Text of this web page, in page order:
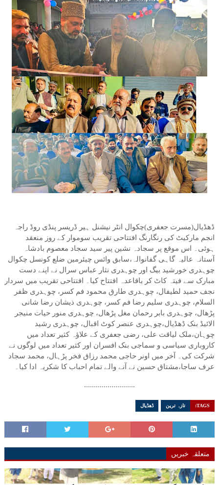
ڈھڈیال(مسرت جعفری)چکوال انٹر نیشنل ہیر ڈریسر پنڈی روڈ راجہ
انجم مارکیٹ کی رنگارنگ افتتاحی تقریب سوموار کے روز منعقد
ہوئی۔ اس موقع پر سجادہ نشین پیر سید سجاد معصوم بادشاہ
آستانہ عالیہ گاہی گفانوالہ،سابق وائس چیئرمین ضلع کونسل چکوال
چوہدری خورشید بیگ اور چوہدری نثار عباس سرال نے اپنے دست
مبارک سے فیتہ کاٹ کر باقاعدہ افتتاح کیا۔ افتتاحی تقریب میں سردار
نجف حمید لطیفال، چوہدری طارق محمود فم کسر، چوہدری ظفر
السلام، چوہدری سلیم رضا فم کسر، چوہدری ذیشان رضا شانی
پڑھال، چوہدری بابر رحمان مغل پڑھال، چوہدری منور حیات منیجر
الائیڈ بنک ڈھڈیال،چوہدری عنصر کوٹ اقبال، چوہدری رشید
چوہان،ملک لیاقت علی، رضی جعفری کے علاؤہ کثیر تعداد میں
کاروباری سیاسی و سماجی بنک افسران اور کثیر تعداد میں لوگوں نے
شرکت کی۔ آخر میں اونر حاجی محمد رزاق فخر پڑہال، محمد سجاد
عرف ساجا،مشتاق حسین نے آنے والے تمام احباب کا شکریہ ادا کیا۔
..........................
TAGS: تازہ ترین ڈھڈیال
متعلقہ خبریں